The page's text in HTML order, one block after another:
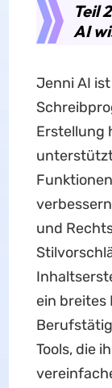
Teil
AI
Jenni AI
Erstellung
und
ein breites
Tools, die